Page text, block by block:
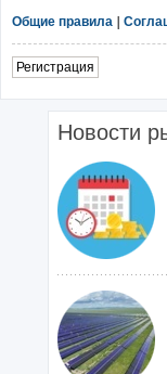
Общие правила |
Регистрация
Новости